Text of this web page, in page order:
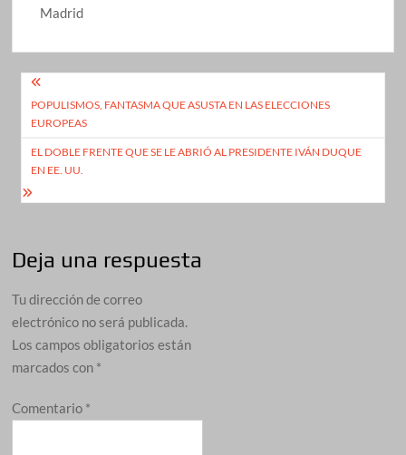
Madrid
Navegación
de
entradas
POPULISMOS, FANTASMA QUE ASUSTA EN LAS ELECCIONES
EUROPEAS
EL DOBLE FRENTE QUE SE LE ABRIÓ AL PRESIDENTE IVÁN DUQUE
EN EE. UU.
Deja una respuesta
Tu dirección de correo
electrónico no será publicada.
Los campos obligatorios están
marcados con *
Comentario *